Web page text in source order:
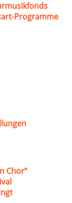
Programme
Chor“